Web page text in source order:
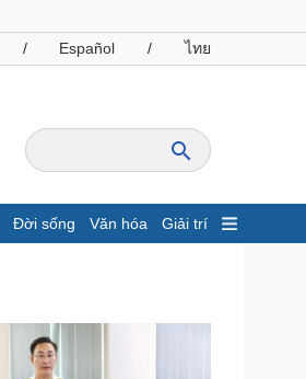
/ Español / ไทย
Đời sống Văn hóa Giải trí
Tiêu dùng
Tỷ giá
Chứng khoán